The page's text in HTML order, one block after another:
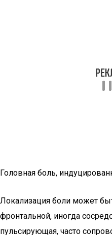
Головная боль,
Локализация боли может
фронтальной, иногда
пульсирующая, часто